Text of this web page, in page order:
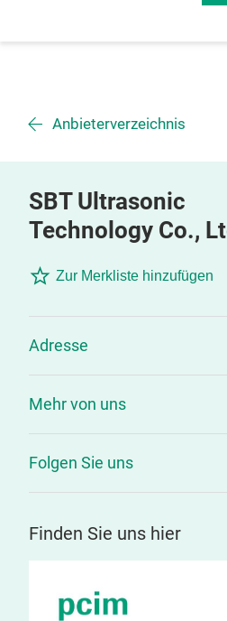
Anbieterverzeichnis
SBT Ultrasonic
Technology Co.,
Zur Merkliste hinzufügen
Adresse
Mehr von uns
Folgen Sie uns
Finden Sie uns hier